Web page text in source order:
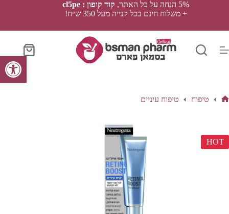
פתח סרגל נגישות
5% הנחה על כל האתר,
קוד קופון : cl5pe
+ משלוח חינם בכל קנייה מעל 350 ש״ח!
סל
הקניות
טיפוח טיפוח עיניים
HOT